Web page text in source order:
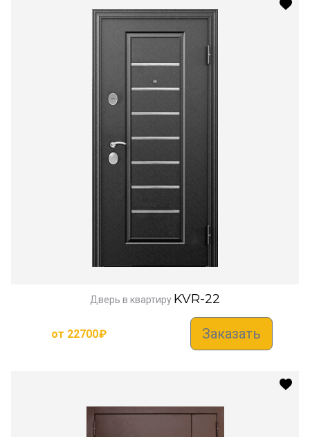
Дверь в квартиру KVR-22
от 22700₽ Заказать